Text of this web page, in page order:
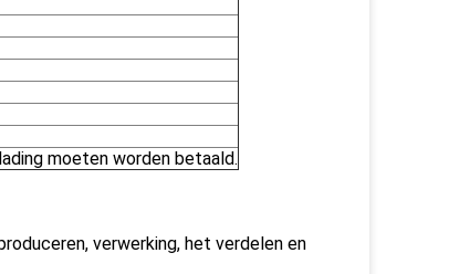
moeten worden betaald.
verwerking, het verdelen en